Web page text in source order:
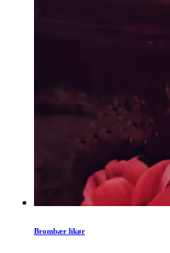
Brombær likør